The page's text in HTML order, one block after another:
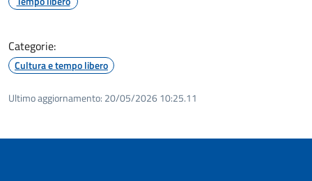
Categorie:
Cultura e tempo libero
Ultimo aggiornamento: 20/05/2026 10:25.11